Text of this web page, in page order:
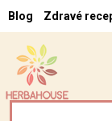
Blog Zdravé